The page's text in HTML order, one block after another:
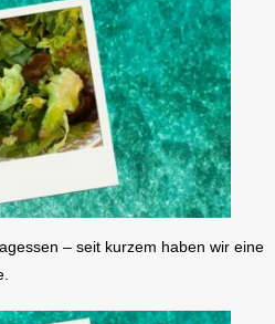
– seit kurzem haben wir eine